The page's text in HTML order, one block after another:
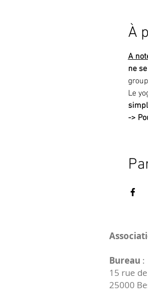
À
A
ne
Le
->
Bureau :
15 rue
25000